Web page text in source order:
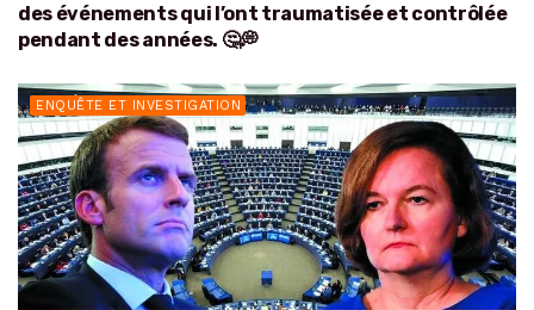
des événements qui l’ont traumatisée et contrôlée
pendant des années. 🤔💭
ENQUÊTE ET INVESTIGATION